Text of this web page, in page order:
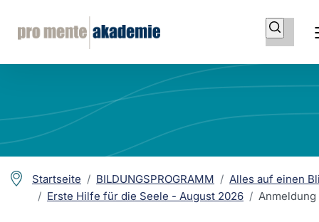
Startseite BILDUNGSPROGRAMM
Alles auf einen
Erste Hilfe für die Seele - August 2026
Anmeldung